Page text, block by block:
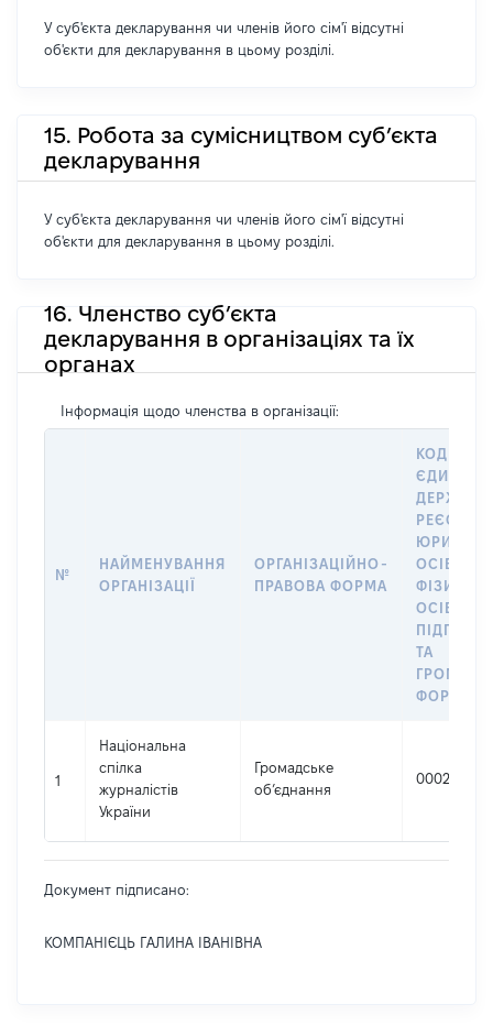
У суб'єкта декларування чи членів його сім'ї відсутні
об'єкти для декларування в цьому розділі.
15. Робота за сумісництвом суб’єкта
декларування
У суб'єкта декларування чи членів його сім'ї відсутні
об'єкти для декларування в цьому розділі.
16. Членство суб’єкта
декларування в організаціях та їх
органах
Інформація щодо членства в організації:
№
НАЙМЕНУВАННЯ
ОРГАНІЗАЦІЇ
ОРГАНІЗАЦІЙНО-
ПРАВОВА ФОРМА
КОД В
РЕЄСТРІ
ОСІБ,
ОСІБ –
ТА
1
Національна
спілка
журналістів
України
Громадське
об’єднання
00027140
Документ підписано:
КОМПАНІЄЦЬ ГАЛИНА ІВАНІВНА